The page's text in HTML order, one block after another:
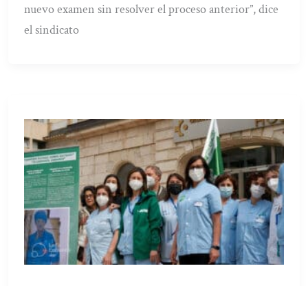
nuevo examen sin resolver el proceso anterior”, dice
el sindicato